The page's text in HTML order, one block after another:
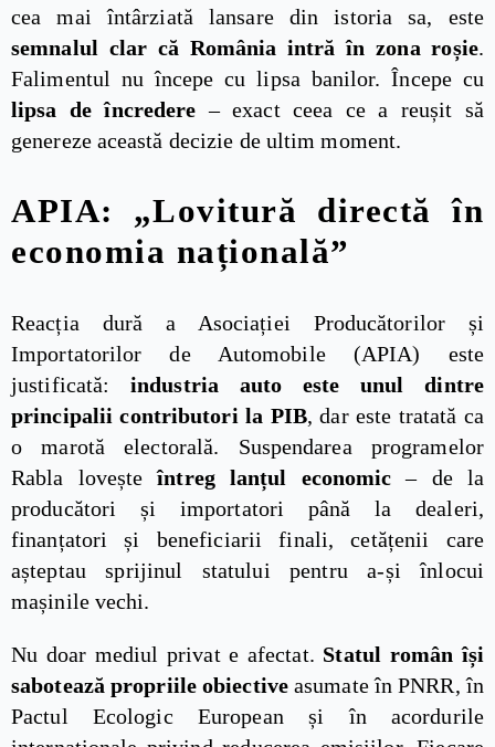
cea mai întârziată lansare din istoria sa, este
semnalul clar că România intră în zona roșie.
Falimentul nu începe cu lipsa banilor. Începe cu
lipsa de încredere – exact ceea ce a reușit să
genereze această decizie de ultim moment.
APIA: „Lovitură directă în
economia națională”
Reacția dură a Asociației Producătorilor și
Importatorilor de Automobile (APIA) este
justificată:industria auto este unul dintre
principalii contributori la PIB, dar este tratată ca
o marotă electorală. Suspendarea programelor
Rabla loveșteîntreg lanțul economic – de la
producători și importatori până la dealeri,
finanțatori și beneficiarii finali, cetățenii care
așteptau sprijinul statului pentru a-și înlocui
mașinile vechi.
Nu doar mediul privat e afectat. Statul român își
sabotează propriile obiectiveasumate în PNRR, în
Pactul Ecologic European și în acordurile